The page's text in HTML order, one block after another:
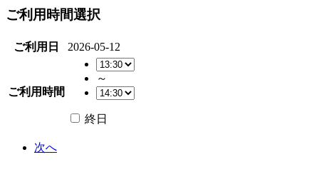
ご利用時間選択
ご利用日 2026-05-12
ご利用時間
～
終日
次へ